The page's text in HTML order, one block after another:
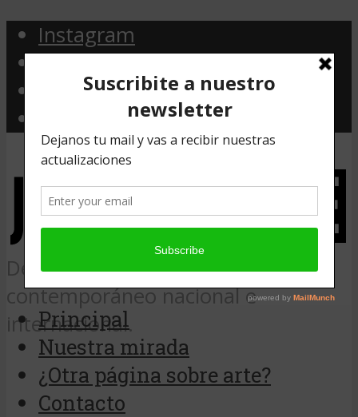
Instagram
Facebook
Twitter
Desde Argentina, noticias de arte
contemporáneo nacional e
internacional.
Principal
Nuestra mirada
¿Otra página sobre arte?
Contacto